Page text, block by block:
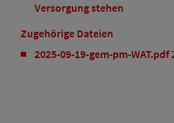
Versorgung stehen
Zugehörige Dateien
2025-09-19-gem-pm-WAT.pdf